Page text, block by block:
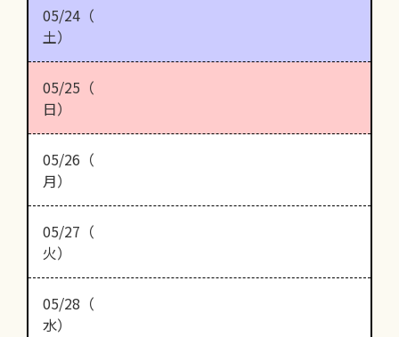
05/24（
土）
05/25（
日）
05/26（
月）
05/27（
火）
05/28（
水）